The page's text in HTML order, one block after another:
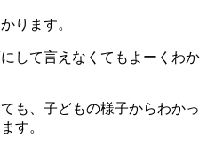
ります。
して言えなくてもよーくわか
も、子どもの様子からわかっ
す。